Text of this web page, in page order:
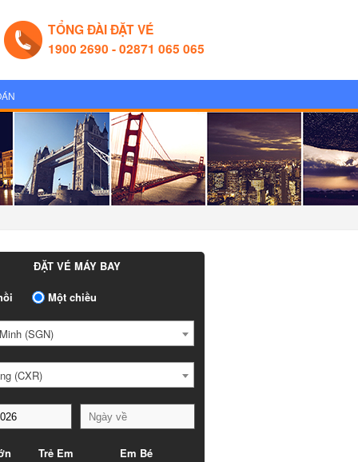
TỔNG ĐÀI ĐẶT VÉ
1900 2690 - 02871 065 065
ĐẶT VÉ MÁY BAY
Một chiều
(SGN)
(CXR)
Trẻ Em
Em Bé